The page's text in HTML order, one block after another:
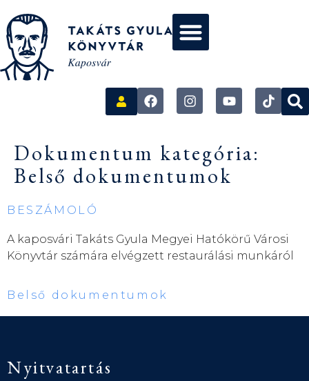
Dokumentum kategória:
Belső dokumentumok
BESZÁMOLÓ
A kaposvári Takáts Gyula Megyei Hatókörű Városi
Könyvtár számára elvégzett restaurálási munkáról
Belső dokumentumok
Nyitvatartás